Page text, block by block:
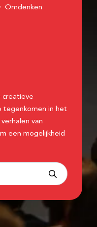
Omdenken
creatieve
tegenkomen in het
van
een mogelijkheid